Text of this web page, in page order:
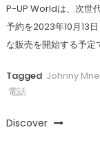
P-UP Worldは、次世
予約を2023年10月13
な販売を開始する予
Tagged Johnny
電話
Discover